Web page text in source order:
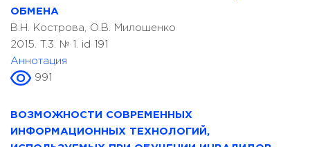
ОБМЕНА
В.Н. Кострова, О.В. Милошенко
2015. T.3. № 1. id 191
Аннотация
991
ВОЗМОЖНОСТИ СОВРЕМЕННЫХ
ИНФОРМАЦИОННЫХ ТЕХНОЛОГИЙ,